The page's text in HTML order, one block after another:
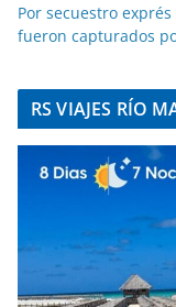
Por secuestro
fueron capturados
RS VIAJES RÍO